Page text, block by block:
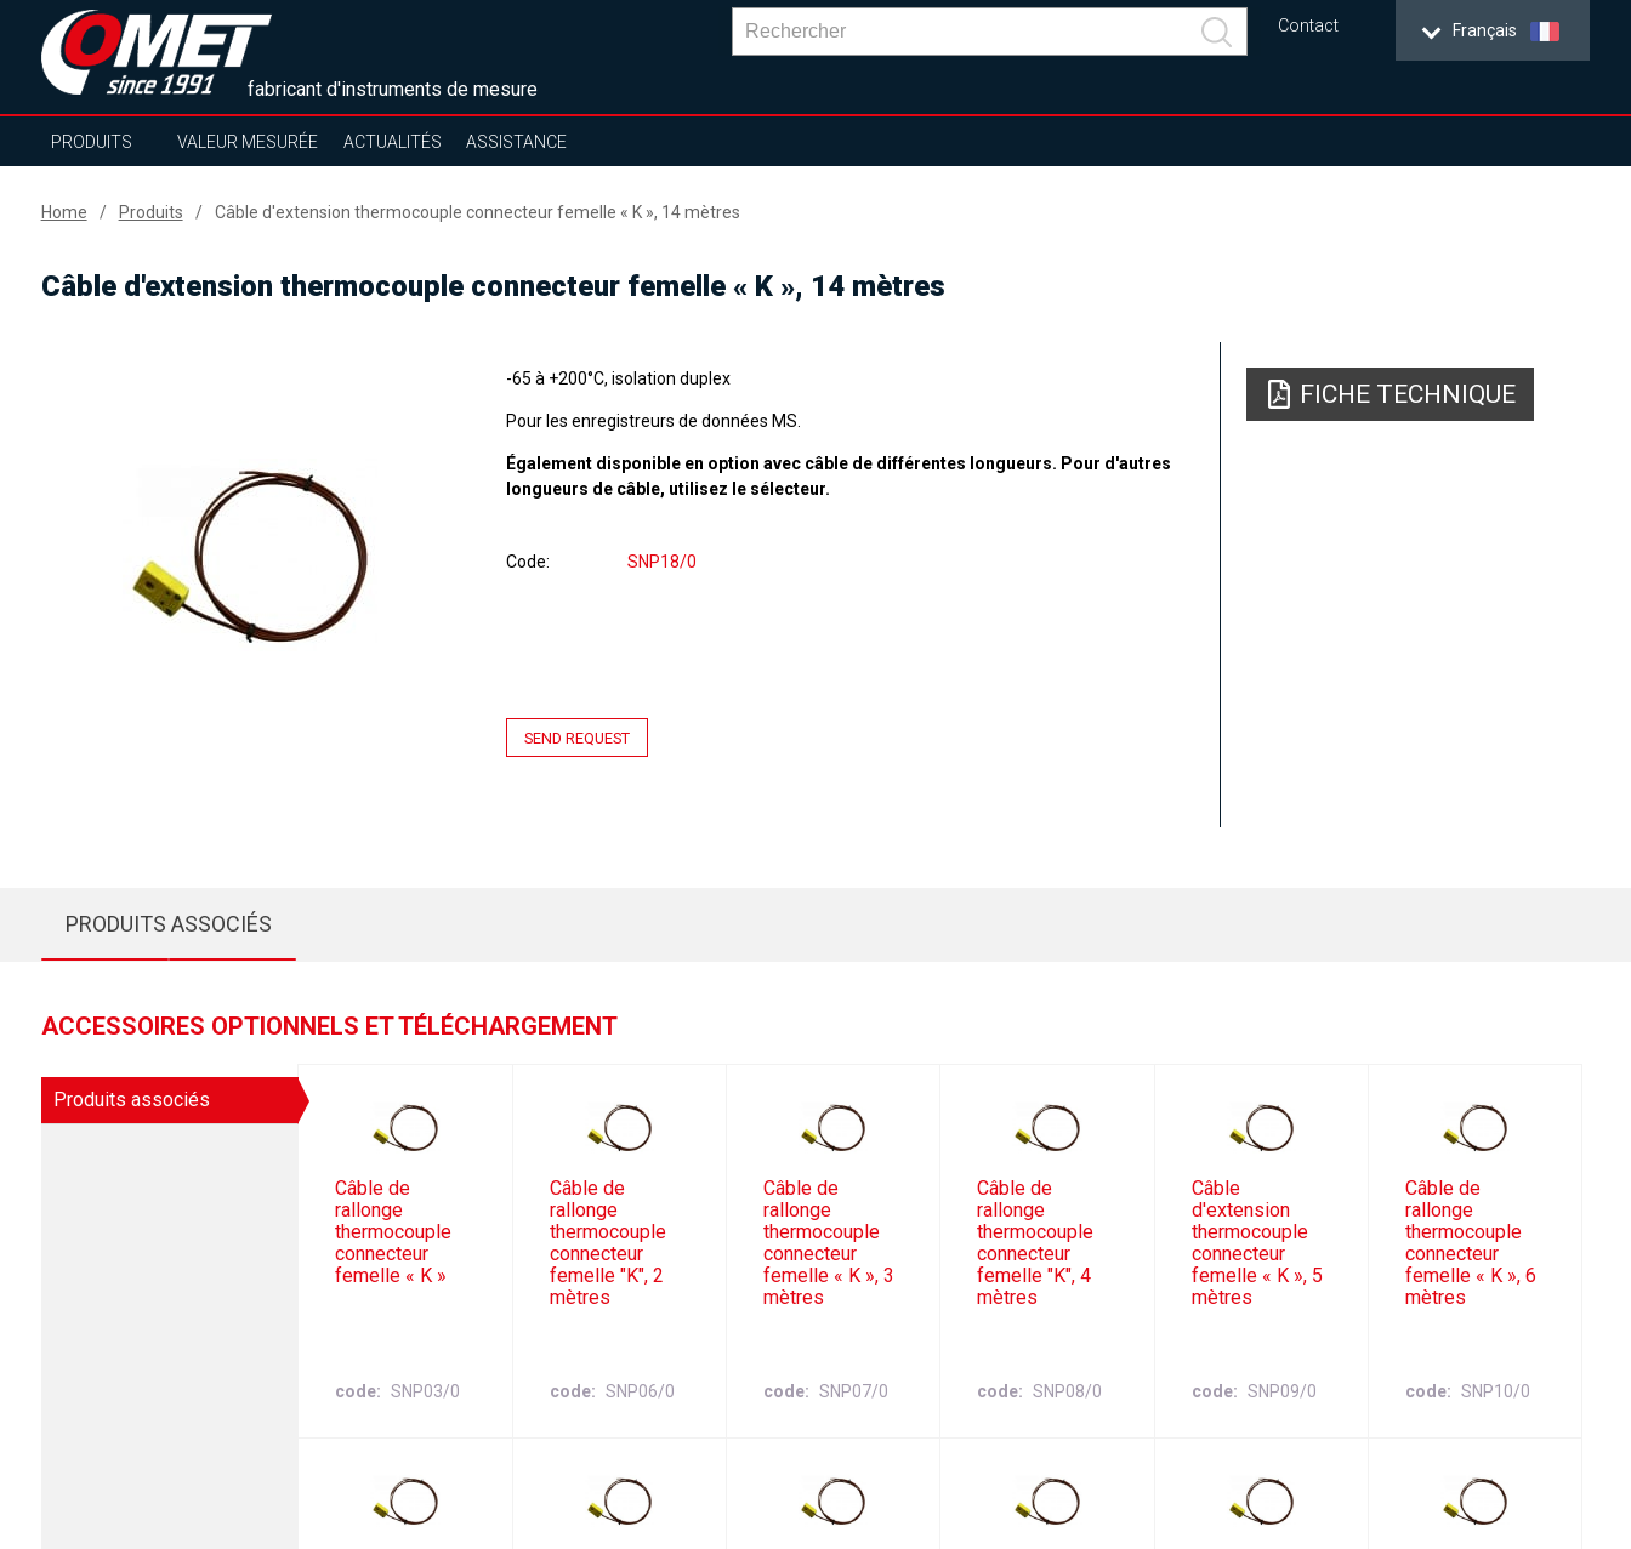
fabricant d'instruments de mesure
Français
Contact
PRODUITS VALEUR MESURÉE ACTUALITÉS ASSISTANCE
Home Produits Câble d'extension thermocouple connecteur femelle « K », 14 mètres
Câble d'extension thermocouple connecteur femelle « K », 14 mètres
-65 à +200°C, isolation duplex
Pour les enregistreurs de données MS.
Également disponible en option avec câble de différentes longueurs. Pour d'autres
longueurs de câble, utilisez le sélecteur.
Code SNP18/0
SEND REQUEST
FICHE TECHNIQUE
PRODUITS ASSOCIÉS
ACCESSOIRES OPTIONNELS ET TÉLÉCHARGEMENT
Produits associés
Câble de
rallonge
thermocouple
connecteur
femelle « K »
code SNP03/0
Câble de
rallonge
thermocouple
connecteur
femelle "K", 2
mètres
code SNP06/0
Câble de
rallonge
thermocouple
connecteur
femelle « K », 3
mètres
code SNP07/0
Câble de
rallonge
thermocouple
connecteur
femelle "K", 4
mètres
code SNP08/0
Câble
d'extension
thermocouple
connecteur
femelle « K », 5
mètres
code SNP09/0
Câble de
rallonge
thermocouple
connecteur
femelle « K », 6
mètres
code SNP10/0